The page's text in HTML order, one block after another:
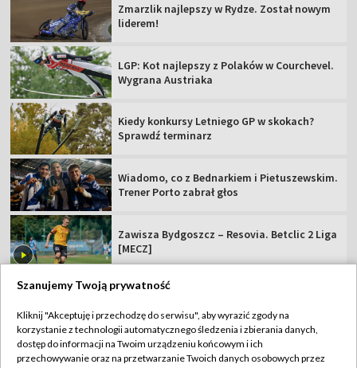
Zmarzlik najlepszy w Rydze. Został nowym
liderem!
LGP: Kot najlepszy z Polaków w Courchevel.
Wygrana Austriaka
Kiedy konkursy Letniego GP w skokach?
Sprawdź terminarz
Wiadomo, co z Bednarkiem i Pietuszewskim.
Trener Porto zabrał głos
Zawisza Bydgoszcz – Resovia. Betclic 2 Liga
[MECZ]
TVP
Abonament TVP
Regulamin TVP
Szanujemy Twoją prywatność
Kliknij "Akceptuję i przechodzę do serwisu", aby wyrazić zgody na
korzystanie z technologii automatycznego śledzenia i zbierania danych,
dostęp do informacji na Twoim urządzeniu końcowym i ich
przechowywanie oraz na przetwarzanie Twoich danych osobowych przez